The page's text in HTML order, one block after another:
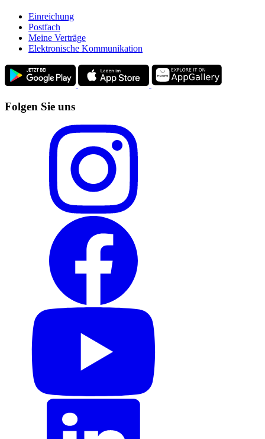
Einreichung
Postfach
Meine Verträge
Elektronische Kommunikation
Folgen Sie uns